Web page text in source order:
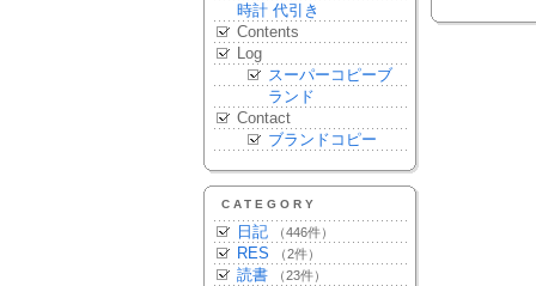
時計 代引き
Contents
Log
スーパーコピーブ
ランド
Contact
ブランドコピー
CATEGORY
日記 （446件）
RES （2件）
読書 （23件）